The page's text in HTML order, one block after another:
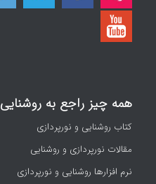
همه چیز راجع به روشنایی
کتاب روشنایی و نورپردازی
مقالات نورپردازی و روشنایی
نرم افزارها روشنایی و نورپردازی